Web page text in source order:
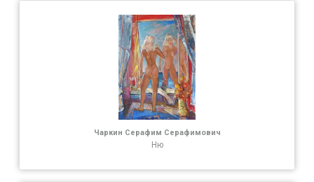
Чаркин Серафим Серафимович
Ню